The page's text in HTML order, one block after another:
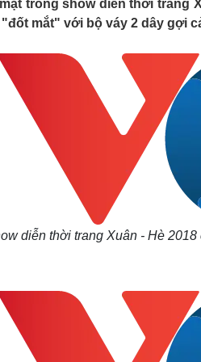
Việt Nam
Phân tích
ngon
Đời sống
Nhà đẹp
Tình yêu - Gia đình
trong show diễn thời trang
mắt" với bộ váy 2 dây gợi
diễn thời trang Xuân - Hè